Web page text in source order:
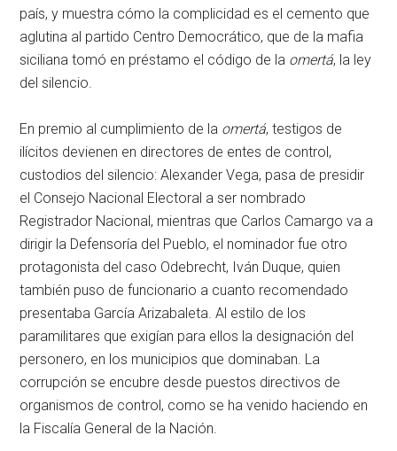
país, y muestra cómo la complicidad es el cemento que
aglutina al partido Centro Democrático, que de la mafia
siciliana tomó en préstamo el código de la omertá, la ley
del silencio.
En premio al cumplimiento de la omertá, testigos de
ilícitos devienen en directores de entes de control,
custodios del silencio: Alexander Vega, pasa de presidir
el Consejo Nacional Electoral a ser nombrado
Registrador Nacional, mientras que Carlos Camargo va a
dirigir la Defensoría del Pueblo, el nominador fue otro
protagonista del caso Odebrecht, Iván Duque, quien
también puso de funcionario a cuanto recomendado
presentaba García Arizabaleta. Al estilo de los
paramilitares que exigían para ellos la designación del
personero, en los municipios que dominaban. La
corrupción se encubre desde puestos directivos de
organismos de control, como se ha venido haciendo en
la Fiscalía General de la Nación.